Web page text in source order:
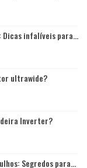
Dicas infalíveis para…
ultrawide?
Inverter?
Segredos para…